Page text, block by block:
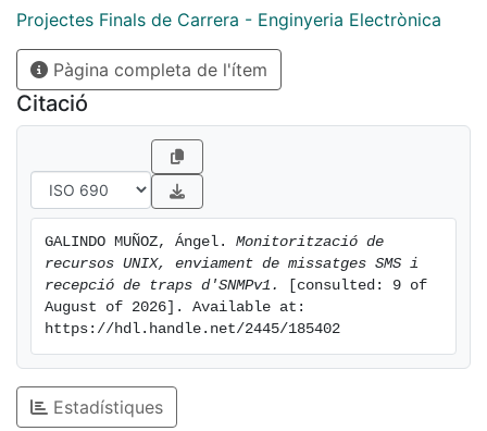
Projectes Finals de Carrera - Enginyeria Electrònica
Pàgina completa de l'ítem
Citació
GALINDO MUÑOZ, Ángel. Monitorització de
recursos UNIX, enviament de missatges SMS i
recepció de traps d'SNMPv1.
[consulted: 9 of
August of 2026]. Available at:
https://hdl.handle.net/2445/185402
Estadístiques